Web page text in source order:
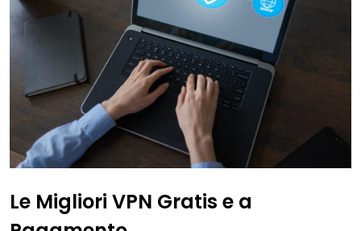
Le Migliori VPN Gratis e a